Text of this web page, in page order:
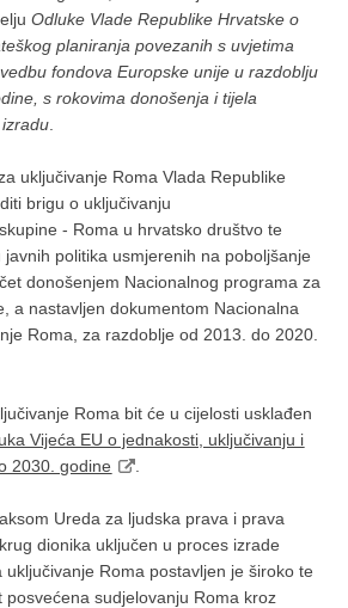
Odluke Vlade Republike Hrvatske o
planiranja povezanih s uvjetima
fondova Europske unije u razdoblju
s rokovima donošenja i tijela
uključivanje Roma Vlada Republike
brigu o uključivanju
- Roma u hrvatsko društvo te
politika usmjerenih na poboljšanje
donošenjem Nacionalnog programa za
a nastavljen dokumentom Nacionalna
Roma, za razdoblje od 2013. do 2020.
Roma bit će u cijelosti usklađen
Vijeća EU o jednakosti, uključivanju i
2030. godine
Ureda za ljudska prava i prava
dionika uključen u proces izrade
uključivanje Roma postavljen je široko te
posvećena sudjelovanju Roma kroz